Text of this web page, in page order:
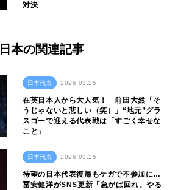
対決
日本の関連記事
日本代表 2026.03.25
在英日本人から大人気！ 前田大然「そ
うじゃないと悲しい（笑）」“地元”グラ
スゴーで迎える代表戦は「すごく幸せな
こと」
日本代表 2026.03.25
待望の日本代表復帰もケガで不参加に…
冨安健洋がSNS更新「急がば回れ。やる